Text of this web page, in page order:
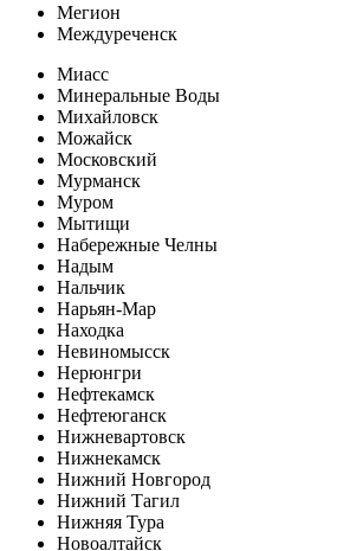
Мегион
Междуреченск
Миасс
Минеральные Воды
Михайловск
Можайск
Московский
Мурманск
Муром
Мытищи
Набережные Челны
Надым
Нальчик
Нарьян-Мар
Находка
Невиномысск
Нерюнгри
Нефтекамск
Нефтеюганск
Нижневартовск
Нижнекамск
Нижний Новгород
Нижний Тагил
Нижняя Тура
Новоалтайск